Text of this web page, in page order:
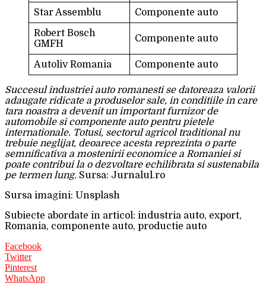
Star Assemblu
Componente auto
Robert Bosch
GMFH
Componente auto
Autoliv Romania Componente auto
Succesul industriei auto romanesti se datoreaza valorii
adaugate ridicate a produselor sale, in conditiile in care
tara noastra a devenit un important furnizor de
automobile si componente auto pentru pietele
internationale. Totusi, sectorul agricol traditional nu
trebuie neglijat, deoarece acesta reprezinta o parte
semnificativa a mostenirii economice a Romaniei si
poate contribui la o dezvoltare echilibrata si sustenabila
pe termen lung. Sursa: Jurnalul.ro
Sursa imagini: Unsplash
Subiecte abordate in articol: industria auto, export,
Romania, componente auto, productie auto
Facebook
Twitter
Pinterest
WhatsApp